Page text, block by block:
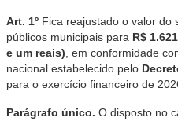
Art. 1º Fica reajustado o valor do
públicos municipais para R$
e um reais) , em conformidade
nacional estabelecido pelo
para o exercício financeiro de
Parágrafo único. O disposto no